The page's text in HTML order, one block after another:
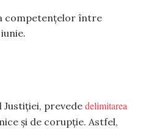
competențelor între
prevededelimitarea
și de corupție. Astfel,